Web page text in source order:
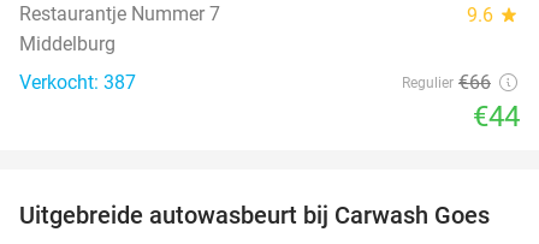
Restaurantje Nummer 7 9.6 star
Middelburg
Verkocht: 387
Regulier €66
€44
36%
Uitgebreide autowasbeurt bij Carwash Goes